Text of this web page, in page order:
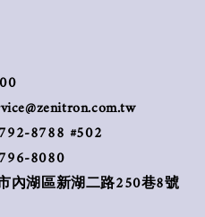
8788 #502
8080
內湖區新湖二路250巷8號